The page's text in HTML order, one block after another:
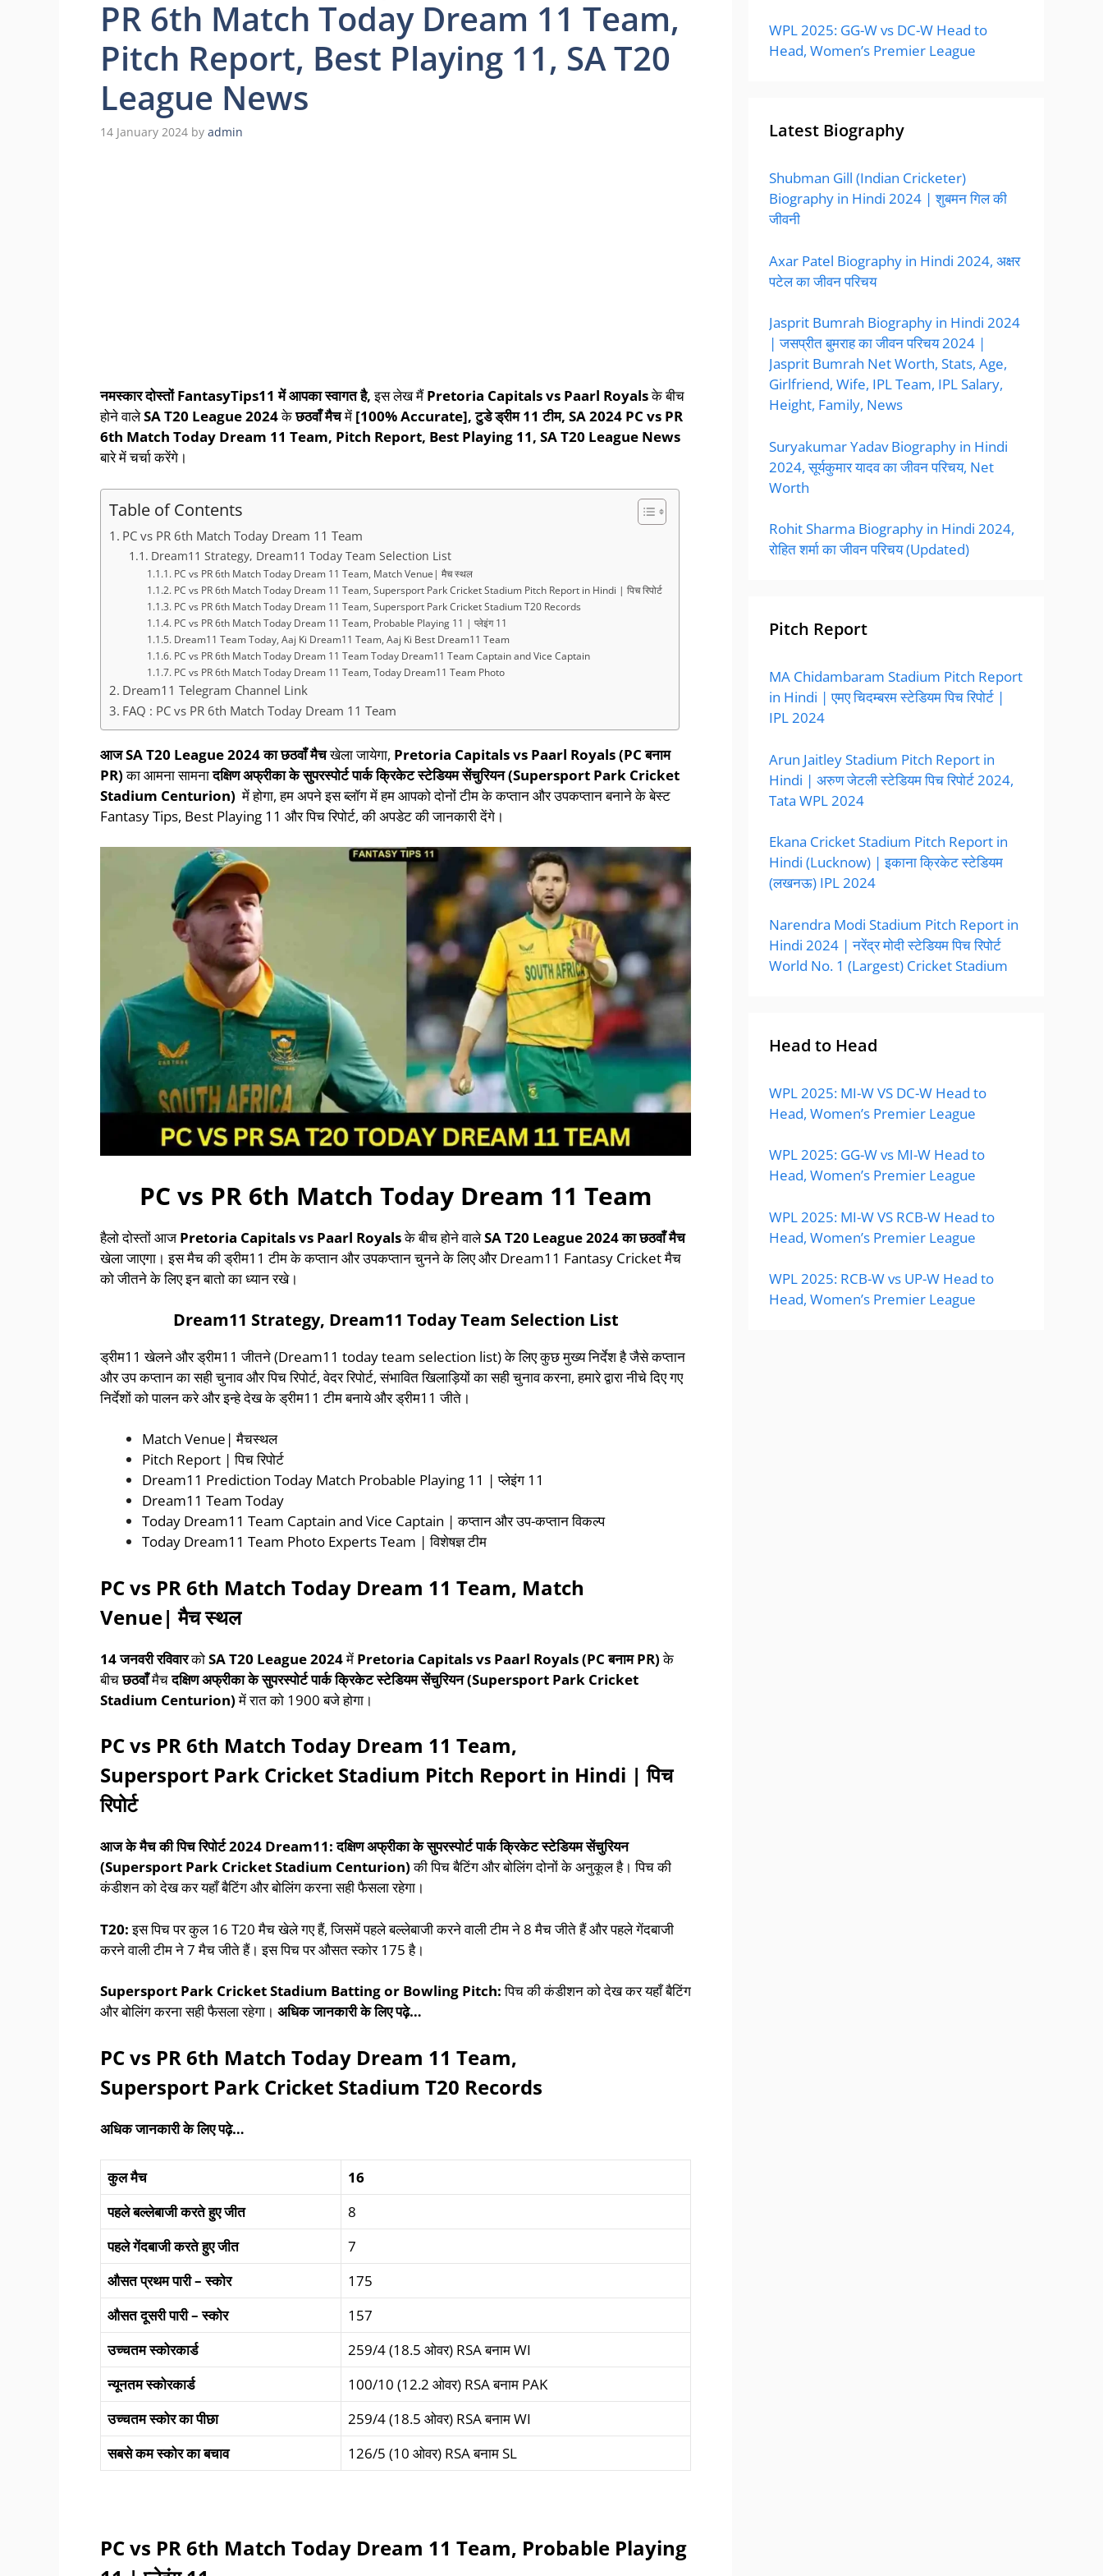
PR 6th Match Today Dream 11 Team,
Pitch Report, Best Playing 11, SA T20
League News
14 January 2024 by admin
नमस्कार दोस्तोंFantasyTips11 में आपका स्वागत है,इस लेख मैंPretoria Capitals vs Paarl Royalsके बीच
होने वालेSA T20 League2024केछठवाँमैचमें [100% Accurate],टुडे ड्रीम11टीम, SA 2024 PC vs PR
6th Match Today Dream 11 Team, Pitch Report, Best Playing 11, SA T20 League News
बारे में चर्चा करेंगे।
Table of Contents
PC vs PR 6th Match Today Dream 11 Team
Dream11 Strategy, Dream11 Today Team Selection List
PC vs PR 6th Match Today Dream 11 Team, Match Venue| मैच स्थल
PC vs PR 6th Match Today Dream 11 Team, Supersport Park Cricket Stadium Pitch Report in Hindi | पिच रिपोर्ट
PC vs PR 6th Match Today Dream 11 Team, Supersport Park Cricket Stadium T20 Records
PC vs PR 6th Match Today Dream 11 Team, Probable Playing 11 | प्लेइंग 11
Dream11 Team Today, Aaj Ki Dream11 Team, Aaj Ki Best Dream11 Team
PC vs PR 6th Match Today Dream 11 Team Today Dream11 Team Captain and Vice Captain
PC vs PR 6th Match Today Dream 11 Team, Today Dream11 Team Photo
Dream11 Telegram Channel Link
FAQ : PC vs PR 6th Match Today Dream 11 Team
आजSA T20 League2024काछठवाँमैचखेला जायेगा, Pretoria Capitals vs Paarl Royals(PC बनाम
PR)का आमना सामनादक्षिण अफ्रीका केसुपरस्पोर्ट पार्क क्रिकेट स्टेडियम सेंचुरियन (Supersport Park Cricket
Stadium Centurion) में होगा, हम अपने इस ब्लॉग में हम आपको दोनों टीम के कप्तान और उपकप्तान बनाने के बेस्ट
Fantasy Tips, Best Playing 11 और पिच रिपोर्ट, की अपडेट की जानकारी देंगे।
PC vs PR 6th Match Today Dream 11 Team
हैलो दोस्तों आजPretoria Capitals vs Paarl Royalsके बीच होने वालेSA T20 League 2024काछठवाँमैच
खेला जाएगा। इस मैच की ड्रीम11 टीम के कप्तान और उपकप्तान चुनने के लिए और Dream11 Fantasy Cricket मैच
को जीतने के लिए इन बातो का ध्यान रखे।
Dream11 Strategy, Dream11 Today Team Selection List
ड्रीम11 खेलने और ड्रीम11 जीतने (Dream11 today team selection list) के लिए कुछ मुख्य निर्देश है जैसे कप्तान
और उप कप्तान का सही चुनाव और पिच रिपोर्ट, वेदर रिपोर्ट, संभावित खिलाड़ियों का सही चुनाव करना, हमारे द्वारा नीचे दिए गए
निर्देशों को पालन करे और इन्हे देख के ड्रीम11 टीम बनाये और ड्रीम11 जीते।
Match Venue| मैचस्थल
Pitch Report | पिच रिपोर्ट
Dream11 Prediction Today Match Probable Playing 11 | प्लेइंग 11
Dream11 Team Today
Today Dream11 Team Captain and Vice Captain | कप्तान और उप-कप्तान विकल्प
Today Dream11 Team Photo Experts Team | विशेषज्ञ टीम
PC vs PR 6th Match Today Dream 11 Team, Match
Venue|मैचस्थल
14जनवरीरविवारकोSA T20 League 2024में Pretoria Capitals vs Paarl Royals(PC बनाम PR)के
बीचछठवाँमैचदक्षिण अफ्रीका केसुपरस्पोर्ट पार्क क्रिकेट स्टेडियम सेंचुरियन (Supersport Park Cricket
Stadium Centurion)में रात को 1900 बजे होगा।
PC vs PR 6th Match Today Dream 11 Team,
Supersport Park Cricket Stadium Pitch Report in Hindi |पिच
रिपोर्ट
आज के मैच की पिच रिपोर्ट2024 Dream11:दक्षिण अफ्रीका केसुपरस्पोर्ट पार्क क्रिकेट स्टेडियम सेंचुरियन
(Supersport Park Cricket Stadium Centurion)की पिच बैटिंग और बोलिंग दोनों के अनुकूल है। पिच की
कंडीशन को देख कर यहाँ बैटिंग और बोलिंग करना सही फैसला रहेगा।
T20:इस पिच पर कुल 16 T20 मैच खेले गए हैं, जिसमें पहले बल्लेबाजी करने वाली टीम ने 8 मैच जीते हैं और पहले गेंदबाजी
करने वाली टीम ने 7 मैच जीते हैं। इस पिच पर औसत स्कोर 175 है।
Supersport Park Cricket Stadium Batting or Bowling Pitch:पिच की कंडीशन को देख कर यहाँ बैटिंग
और बोलिंग करना सही फैसला रहेगा। अधिकजानकारीकेलिएपढ़े…
PC vs PR 6th Match Today Dream 11 Team,
Supersport Park Cricket Stadium T20 Records
अधिक जानकारी के लिए पढ़े…
कुलमैच
16
पहलेबल्लेबाजीकरतेहुएजीत
8
पहलेगेंदबाजीकरतेहुएजीत
7
औसतप्रथमपारी–स्कोर
175
औसतदूसरी पारी–स्कोर
157
उच्चतम स्कोरकार्ड
259/4 (18.5 ओवर) RSA बनाम WI
न्यूनतम स्कोरकार्ड
100/10 (12.2 ओवर) RSA बनाम PAK
उच्चतम स्कोर का पीछा
259/4 (18.5 ओवर) RSA बनाम WI
सबसे कम स्कोर का बचाव
126/5 (10 ओवर) RSA बनाम SL
PC vs PR 6th Match Today Dream 11 Team, Probable Playing
WPL 2025: GG-W vs DC-W Head to
Head, Women’s Premier League
Latest Biography
Shubman Gill (Indian Cricketer)
Biography in Hindi 2024 | शुबमन गिल की
जीवनी
Axar Patel Biography in Hindi 2024, अक्षर
पटेल का जीवन परिचय
Jasprit Bumrah Biography in Hindi 2024
| जसप्रीत बुमराह का जीवन परिचय 2024 |
Jasprit Bumrah Net Worth, Stats, Age,
Girlfriend, Wife, IPL Team, IPL Salary,
Height, Family, News
Suryakumar Yadav Biography in Hindi
2024, सूर्यकुमार यादव का जीवन परिचय, Net
Worth
Rohit Sharma Biography in Hindi 2024,
रोहित शर्मा का जीवन परिचय (Updated)
Pitch Report
MA Chidambaram Stadium Pitch Report
in Hindi | एमए चिदम्बरम स्टेडियम पिच रिपोर्ट |
IPL 2024
Arun Jaitley Stadium Pitch Report in
Hindi | अरुण जेटली स्टेडियम पिच रिपोर्ट 2024,
Tata WPL 2024
Ekana Cricket Stadium Pitch Report in
Hindi (Lucknow) | इकाना क्रिकेट स्टेडियम
(लखनऊ) IPL 2024
Narendra Modi Stadium Pitch Report in
Hindi 2024 | नरेंद्र मोदी स्टेडियम पिच रिपोर्ट
World No. 1 (Largest) Cricket Stadium
Head to Head
WPL 2025: MI-W VS DC-W Head to
Head, Women’s Premier League
WPL 2025: GG-W vs MI-W Head to
Head, Women’s Premier League
WPL 2025: MI-W VS RCB-W Head to
Head, Women’s Premier League
WPL 2025: RCB-W vs UP-W Head to
Head, Women’s Premier League